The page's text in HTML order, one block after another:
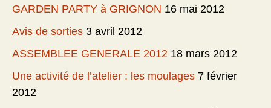
GARDEN PARTY à GRIGNON 16 mai 2012
Avis de sorties 3 avril 2012
ASSEMBLEE GENERALE 2012 18 mars 2012
Une activité de l’atelier : les moulages 7 février
2012